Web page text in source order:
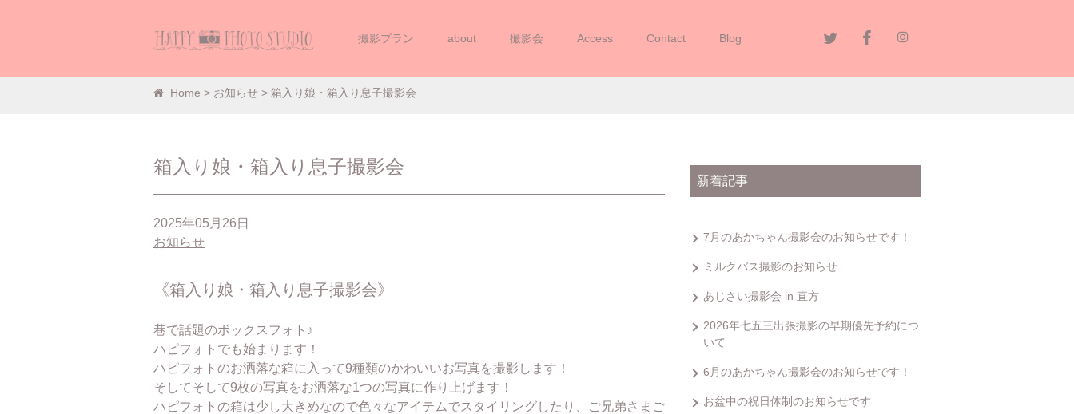
撮影プラン about 撮影会 Access Contact Blog
Home > お知らせ > 箱入り娘・箱入り息子撮影会
箱入り娘・箱入り息子撮影会
2025年05月26日
お知らせ
《箱入り娘・箱入り息子撮影会》
巷で話題のボックスフォト♪
ハピフォトでも始まります！
ハピフォトのお洒落な箱に入って9種類のかわいいお写真を撮影します！
そしてそして9枚の写真をお洒落な1つの写真に作り上げます！
ハピフォトの箱は少し大きめなので色々なアイテムでスタイリングしたり、ご兄弟さまご
新着記事
7月のあかちゃん撮影会のお知らせです！
ミルクバス撮影のお知らせ
あじさい撮影会 in 直方
2026年七五三出張撮影の早期優先予約につ
いて
6月のあかちゃん撮影会のお知らせです！
お盆中の祝日体制のお知らせです